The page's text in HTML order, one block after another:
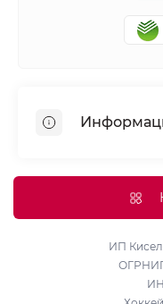
Доставка
Политика
персональных
ИП